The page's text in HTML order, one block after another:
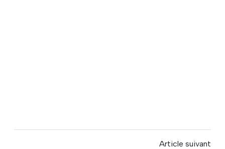
Article suivant